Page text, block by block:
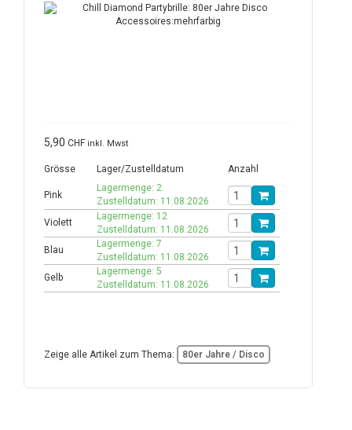
5,90 CHF inkl. Mwst
Grösse Lager/Zustelldatum Anzahl
Pink
Lagermenge: 2
Zustelldatum: 11.08.2026
Violett
Lagermenge: 12
Zustelldatum: 11.08.2026
Blau
Lagermenge: 7
Zustelldatum: 11.08.2026
Gelb
Lagermenge: 5
Zustelldatum: 11.08.2026
Zeige alle Artikel zum Thema: 80er Jahre / Disco